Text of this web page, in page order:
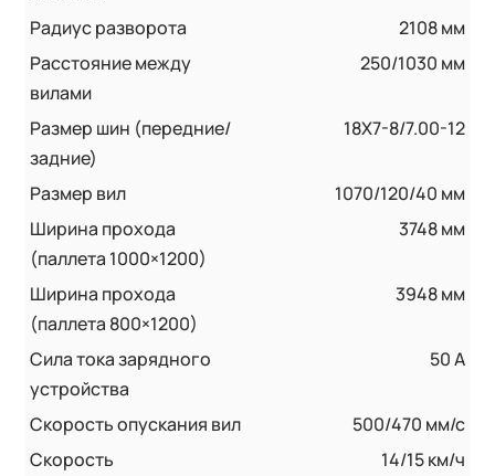
Радиус разворота
2108 мм
Расстояние между
вилами
250/1030 мм
Размер шин (передние/
задние)
18X7-8/7.00-12
Размер вил
1070/120/40 мм
Ширина прохода
(паллета 1000×1200)
3748 мм
Ширина прохода
(паллета 800×1200)
3948 мм
Сила тока зарядного
устройства
50 А
Скорость опускания вил
500/470 мм/с
Скорость
14/15 км/ч